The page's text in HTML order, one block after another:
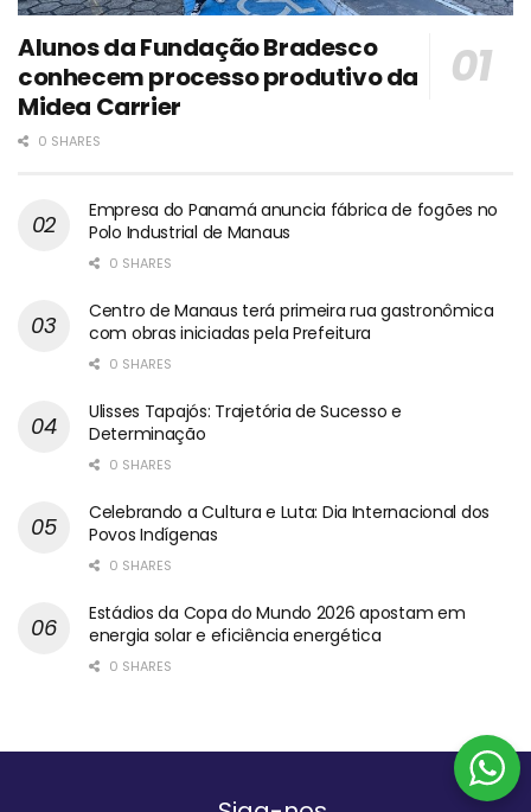
Alunos da Fundação Bradesco
conhecem processo produtivo da
Midea Carrier
0 SHARES
Empresa do Panamá anuncia fábrica de fogões no
Polo Industrial de Manaus
0 SHARES
Centro de Manaus terá primeira rua gastronômica
com obras iniciadas pela Prefeitura
0 SHARES
Ulisses Tapajós: Trajetória de Sucesso e
Determinação
0 SHARES
Celebrando a Cultura e Luta: Dia Internacional dos
Povos Indígenas
0 SHARES
Estádios da Copa do Mundo 2026 apostam em
energia solar e eficiência energética
0 SHARES